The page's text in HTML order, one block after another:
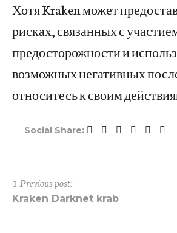
Хотя Kraken может
рисках, связанных с
предосторожности и
возможных негативных
относитесь к своим
Social Share:
Previous post:
Kraken Darknet krab